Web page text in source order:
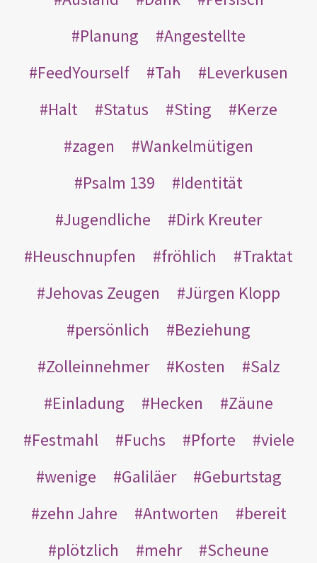
Planung
Angestellte
FeedYourself
Tah
Leverkusen
Halt
Status Sting
Kerze
zagen
Wankelmütigen
Psalm 139
Identität
Jugendliche
Dirk Kreuter
Heuschnupfen
fröhlich
Traktat
Jehovas Zeugen
Jürgen Klopp
persönlich
Beziehung
Zolleinnehmer
Kosten
Salz
Einladung
Hecken
Zäune
Festmahl
Fuchs Pforte
viele
wenige
Galiläer
Geburtstag
zehn Jahre
Antworten
bereit
plötzlich
mehr Scheune